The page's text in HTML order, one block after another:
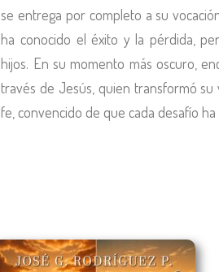
se entrega por completo a su
ha conocido el éxito y la pérdida,
hijos. En su momento más oscuro,
través de Jesús, quien transformó su
fe, convencido de que cada desafío